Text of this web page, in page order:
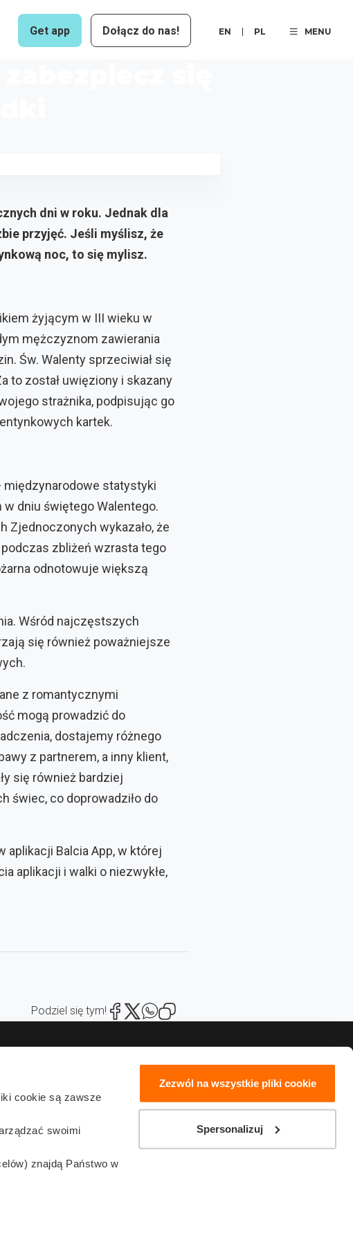
cookie są zawsze
swoimi
znajdą Państwo w
Zezwól na wszystkie pliki cookie
Spersonalizuj
Get app Dołącz do nas! EN PL MENU
dni w roku. Jednak dla
przyjęć. Jeśli myślisz, że
noc, to się mylisz.
żyjącym w III wieku w
mężczyznom zawierania
Św. Walenty sprzeciwiał się
to został uwięziony i skazany
strażnika, podpisując go
kartek.
statystyki
dniu świętego Walentego.
Zjednoczonych wykazało, że
zbliżeń wzrasta tego
odnotowuje większą
Wśród najczęstszych
się również poważniejsze
z romantycznymi
mogą prowadzić do
dostajemy różnego
z partnerem, a inny klient,
się również bardziej
świec, co doprowadziło do
aplikacji Balcia App, w której
aplikacji i walki o niezwykłe,
Podziel się tym!
Zapisz się
w tym marketing